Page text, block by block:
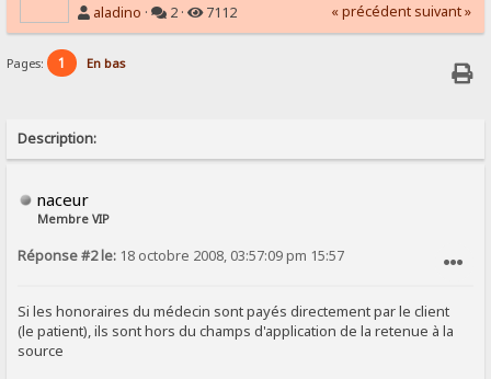
aladino · 2 · 7112 « précédent suivant »
Pages: 1 En bas
Description:
naceur
Membre VIP
Réponse #2 le: 18 octobre 2008, 03:57:09 pm 15:57
Si les honoraires du médecin sont payés directement par le client
(le patient), ils sont hors du champs d'application de la retenue à la
source